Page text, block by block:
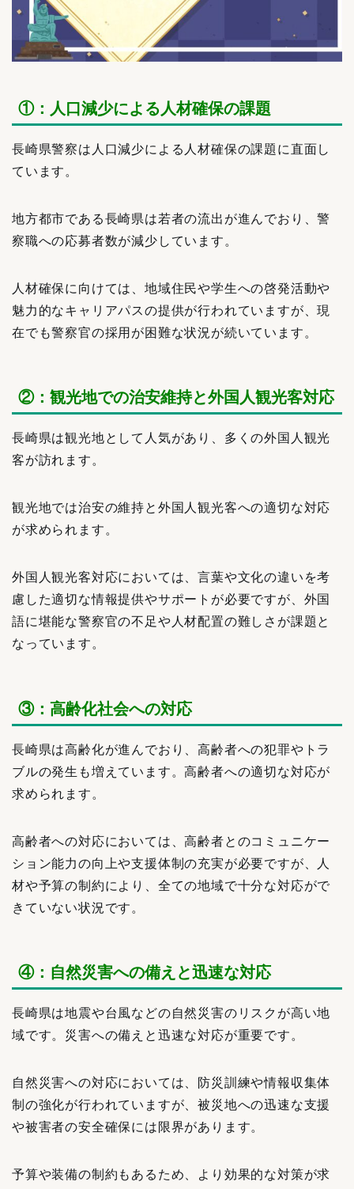
①：人口減少による人材確保の課題
長崎県警察は人口減少による人材確保の課題に直面し
ています。
地方都市である長崎県は若者の流出が進んでおり、警
察職への応募者数が減少しています。
人材確保に向けては、地域住民や学生への啓発活動や
魅力的なキャリアパスの提供が行われていますが、現
在でも警察官の採用が困難な状況が続いています。
②：観光地での治安維持と外国人観光客対応
長崎県は観光地として人気があり、多くの外国人観光
客が訪れます。
観光地では治安の維持と外国人観光客への適切な対応
が求められます。
外国人観光客対応においては、言葉や文化の違いを考
慮した適切な情報提供やサポートが必要ですが、外国
語に堪能な警察官の不足や人材配置の難しさが課題と
なっています。
③：高齢化社会への対応
長崎県は高齢化が進んでおり、高齢者への犯罪やトラ
ブルの発生も増えています。高齢者への適切な対応が
求められます。
高齢者への対応においては、高齢者とのコミュニケー
ション能力の向上や支援体制の充実が必要ですが、人
材や予算の制約により、全ての地域で十分な対応がで
きていない状況です。
④：自然災害への備えと迅速な対応
長崎県は地震や台風などの自然災害のリスクが高い地
域です。災害への備えと迅速な対応が重要です。
自然災害への対応においては、防災訓練や情報収集体
制の強化が行われていますが、被災地への迅速な支援
や被害者の安全確保には限界があります。
予算や装備の制約もあるため、より効果的な対策が求